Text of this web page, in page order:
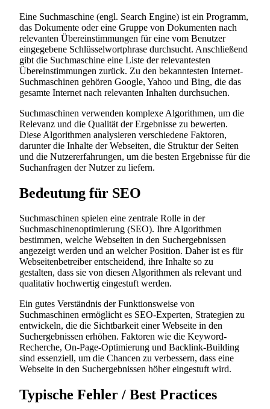
Eine Suchmaschine (engl. Search Engine) ist ein Programm,
das Dokumente oder eine Gruppe von Dokumenten nach
relevanten Übereinstimmungen für eine vom Benutzer
eingegebene Schlüsselwortphrase durchsucht. Anschließend
gibt die Suchmaschine eine Liste der relevantesten
Übereinstimmungen zurück. Zu den bekanntesten Internet-
Suchmaschinen gehören Google, Yahoo und Bing, die das
gesamte Internet nach relevanten Inhalten durchsuchen.
Suchmaschinen verwenden komplexe Algorithmen, um die
Relevanz und die Qualität der Ergebnisse zu bewerten.
Diese Algorithmen analysieren verschiedene Faktoren,
darunter die Inhalte der Webseiten, die Struktur der Seiten
und die Nutzererfahrungen, um die besten Ergebnisse für die
Suchanfragen der Nutzer zu liefern.
Bedeutung für SEO
Suchmaschinen spielen eine zentrale Rolle in der
Suchmaschinenoptimierung (SEO). Ihre Algorithmen
bestimmen, welche Webseiten in den Suchergebnissen
angezeigt werden und an welcher Position. Daher ist es für
Webseitenbetreiber entscheidend, ihre Inhalte so zu
gestalten, dass sie von diesen Algorithmen als relevant und
qualitativ hochwertig eingestuft werden.
Ein gutes Verständnis der Funktionsweise von
Suchmaschinen ermöglicht es SEO-Experten, Strategien zu
entwickeln, die die Sichtbarkeit einer Webseite in den
Suchergebnissen erhöhen. Faktoren wie die Keyword-
Recherche, On-Page-Optimierung und Backlink-Building
sind essenziell, um die Chancen zu verbessern, dass eine
Webseite in den Suchergebnissen höher eingestuft wird.
Typische Fehler / Best Practices